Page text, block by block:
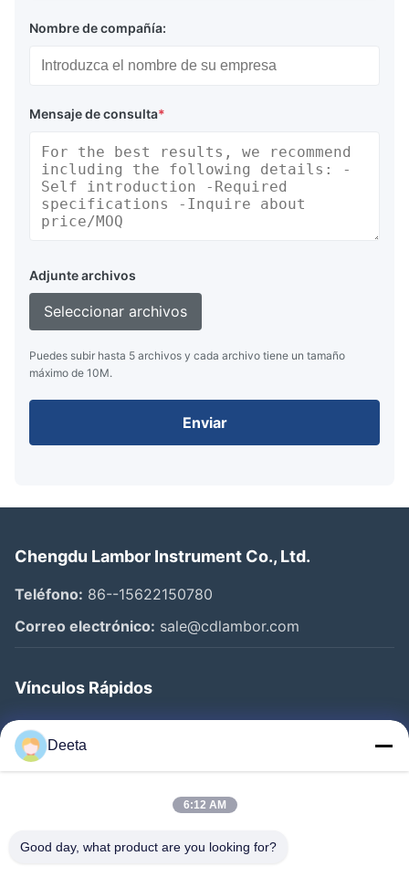
Nombre de compañía:
Mensaje de consulta*
Adjunte archivos
Seleccionar archivos
Puedes subir hasta 5 archivos y cada archivo tiene un tamaño
máximo de 10M.
Enviar
Chengdu Lambor Instrument Co., Ltd.
Teléfono: 86--15622150780
Correo electrónico: sale@cdlambor.com
Vínculos Rápidos
Inicio
Productos
Control De Calidad
Deeta
6:12 AM
Good day, what product are you looking for?